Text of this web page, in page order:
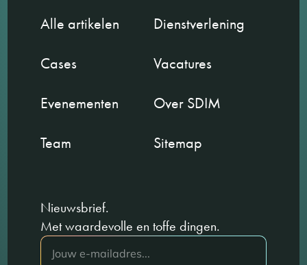
Alle artikelen
Dienstverlening
Cases
Vacatures
Evenementen
Over SDIM
Team
Sitemap
Nieuwsbrief.
Met waardevolle en toffe dingen.